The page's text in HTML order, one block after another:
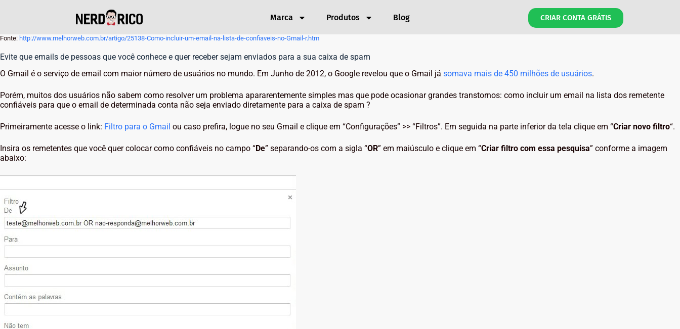
Marca Produtos Blog CRIAR CONTA GRÁTIS
Fonte: http://www.melhorweb.com.br/artigo/25138-Como-incluir-um-email-na-lista-de-confiaveis-no-Gmail-r.htm
Evite que emails de pessoas que você conhece e quer receber sejam enviados para a sua caixa de spam
O Gmail é o serviço de email com maior número de usuários no mundo. Em Junho de 2012, o Google revelou que o Gmail já somava mais de 450 milhões de usuários.
Porém, muitos dos usuários não sabem como resolver um problema apararentemente simples mas que pode ocasionar grandes transtornos: como incluir um email na lista dos remetente
confiáveis para que o email de determinada conta não seja enviado diretamente para a caixa de spam ?
Primeiramente acesse o link: Filtro para o Gmail ou caso prefira, logue no seu Gmail e clique em “Configurações” >> “Filtros”. Em seguida na parte inferior da tela clique em “Criar novo filtro“.
Insira os remetentes que você quer colocar como confiáveis no campo “De” separando-os com a sigla “OR” em maiúsculo e clique em “Criar filtro com essa pesquisa” conforme a imagem
abaixo: